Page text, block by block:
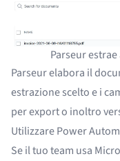
Parseur
Parseur elabora il
estrazione scelto e i
per export o inoltro
Utilizzare Power
Se il tuo team usa